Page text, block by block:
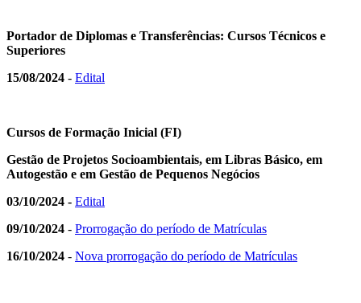
Portador de Diplomas e Transferências: Cursos Técnicos e
Superiores
15/08/2024 - Edital
Cursos de Formação Inicial (FI)
Gestão de Projetos Socioambientais, em Libras Básico, em
Autogestão e em Gestão de Pequenos Negócios
03/10/2024 - Edital
09/10/2024 - Prorrogação do período de Matrículas
16/10/2024 - Nova prorrogação do período de Matrículas